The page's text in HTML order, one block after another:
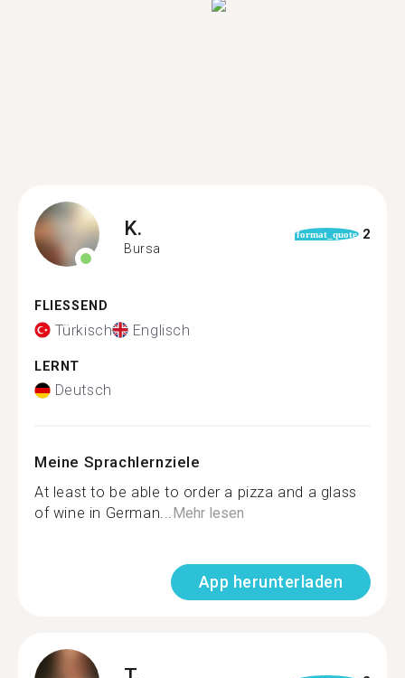
K.
Bursa
format_quote 2
FLIESSEND
Türkisch Englisch
LERNT
Deutsch
Meine Sprachlernziele
At least to be able to order a pizza and a glass
of wine in German...Mehr lesen
App herunterladen